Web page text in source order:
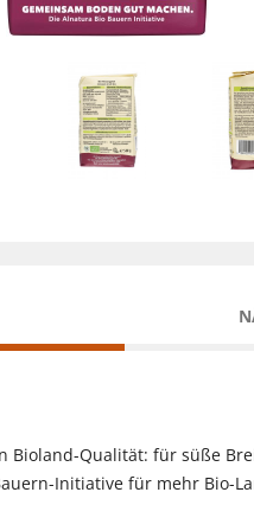
Bioland-Qualität: für süße
Initiative für mehr Bio-